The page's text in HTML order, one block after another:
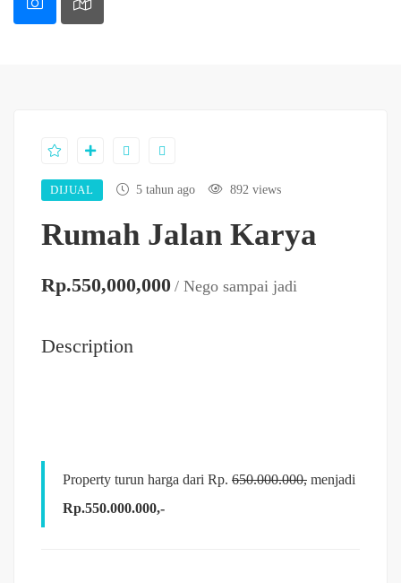
DIJUAL 5 tahun ago 892 views
Rumah Jalan Karya
Rp.550,000,000 / Nego sampai jadi
Description
Property turun harga dari Rp. 650.000.000, menjadi
Rp.550.000.000,-